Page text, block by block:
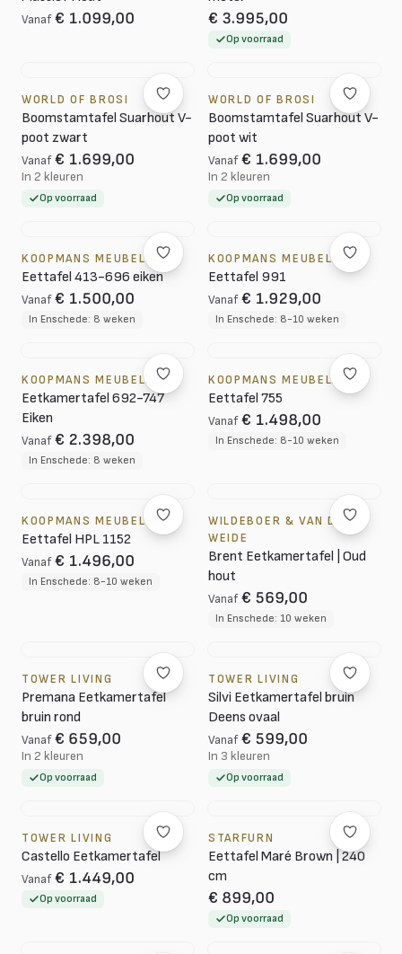
Vanaf € 1.099,00 € 3.995,00
Op voorraad
WORLD OF BROSI
Boomstamtafel Suarhout V-
poot zwart
Vanaf € 1.699,00
In 2 kleuren
Op voorraad
WORLD OF BROSI
Boomstamtafel Suarhout V-
poot wit
Vanaf € 1.699,00
In 2 kleuren
Op voorraad
KOOPMANS MEUBELEN
Eettafel 413-696 eiken
Vanaf € 1.500,00
In Enschede: 8 weken
KOOPMANS MEUBELEN
Eettafel 991
Vanaf € 1.929,00
In Enschede: 8-10 weken
KOOPMANS MEUBELEN
Eetkamertafel 692-747
Eiken
Vanaf € 2.398,00
In Enschede: 8 weken
KOOPMANS MEUBELEN
Eettafel 755
Vanaf € 1.498,00
In Enschede: 8-10 weken
KOOPMANS MEUBELEN
Eettafel HPL 1152
Vanaf € 1.496,00
In Enschede: 8-10 weken
WILDEBOER & VAN DER
WEIDE
Brent Eetkamertafel | Oud
hout
Vanaf € 569,00
In Enschede: 10 weken
TOWER LIVING
Premana Eetkamertafel
bruin rond
Vanaf € 659,00
In 2 kleuren
Op voorraad
TOWER LIVING
Silvi Eetkamertafel bruin
Deens ovaal
Vanaf € 599,00
In 3 kleuren
Op voorraad
TOWER LIVING
Castello Eetkamertafel
Vanaf € 1.449,00
Op voorraad
STARFURN
Eettafel Maré Brown | 240
cm
€ 899,00
Op voorraad